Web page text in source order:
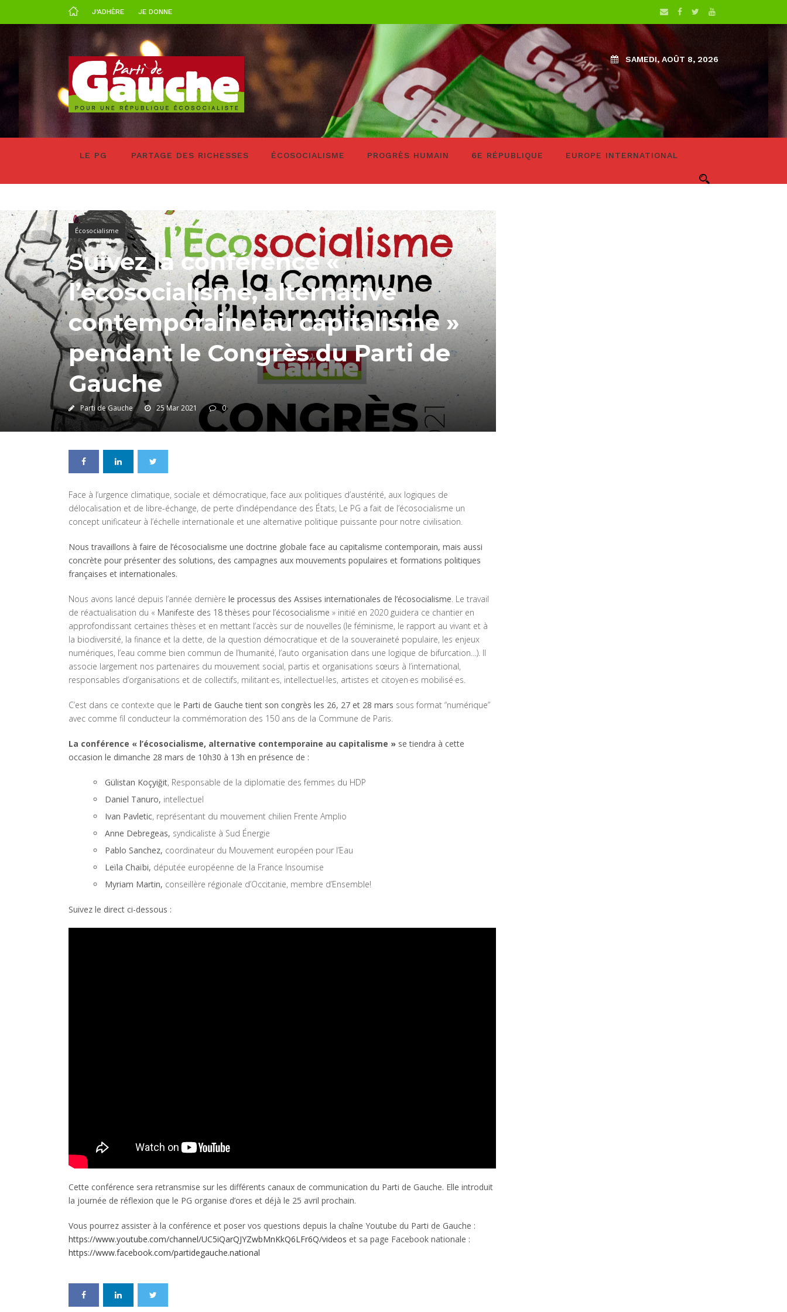
J’ADHÈRE JE DONNE
SAMEDI, AOÛT 8, 2026
LE PG PARTAGE DES RICHESSES ÉCOSOCIALISME PROGRÈS HUMAIN 6E RÉPUBLIQUE EUROPE INTERNATIONAL
Écosocialisme
Suivez la conférence «
l’écosocialisme, alternative
contemporaine au capitalisme »
pendant le Congrès du Parti de
Gauche
Parti de Gauche 25 Mar 2021 0
Face à l’urgence climatique, sociale et démocratique, face aux politiques d’austérité, aux logiques de
délocalisation et de libre-échange, de perte d’indépendance des États, Le PG a fait de l’écosocialisme un
concept unificateur à l’échelle internationale et une alternative politique puissante pour notre civilisation.
Nous travaillons à faire de l’écosocialisme une doctrine globale face au capitalisme contemporain, mais aussi
concrète pour présenter des solutions, des campagnes aux mouvements populaires et formations politiques
françaises et internationales.
Nous avons lancé depuis l’année dernière le processus des Assises internationales de l’écosocialisme. Le travail
de réactualisation du « Manifeste des 18 thèses pour l’écosocialisme » initié en 2020 guidera ce chantier en
approfondissant certaines thèses et en mettant l’accès sur de nouvelles (le féminisme, le rapport au vivant et à
la biodiversité, la finance et la dette, de la question démocratique et de la souveraineté populaire, les enjeux
numériques, l’eau comme bien commun de l’humanité, l’auto organisation dans une logique de bifurcation…). Il
associe largement nos partenaires du mouvement social, partis et organisations sœurs à l’international,
responsables d’organisations et de collectifs, militant·es, intellectuel·les, artistes et citoyen·es mobilisé·es.
C’est dans ce contexte que le Parti de Gauche tient son congrès les 26, 27 et 28 mars sous format “numérique”
avec comme fil conducteur la commémoration des 150 ans de la Commune de Paris.
La conférence « l’écosocialisme, alternative contemporaine au capitalisme » se tiendra à cette
occasion le dimanche 28 mars de 10h30 à 13h en présence de :
Gülistan Koçyiğit, Responsable de la diplomatie des femmes du HDP
Daniel Tanuro, intellectuel
Ivan Pavletic, représentant du mouvement chilien Frente Amplio
Anne Debregeas, syndicaliste à Sud Énergie
Pablo Sanchez, coordinateur du Mouvement européen pour l’Eau
Leïla Chaïbi, députée européenne de la France Insoumise
Myriam Martin, conseillère régionale d’Occitanie, membre d’Ensemble!
Suivez le direct ci-dessous :
Cette conférence sera retransmise sur les différents canaux de communication du Parti de Gauche. Elle introduit
la journée de réflexion que le PG organise d’ores et déjà le 25 avril prochain.
Vous pourrez assister à la conférence et poser vos questions depuis la chaîne Youtube du Parti de Gauche :
https://www.youtube.com/channel/UC5iQarQJYZwbMnKkQ6LFr6Q/videos et sa page Facebook nationale :
https://www.facebook.com/partidegauche.national